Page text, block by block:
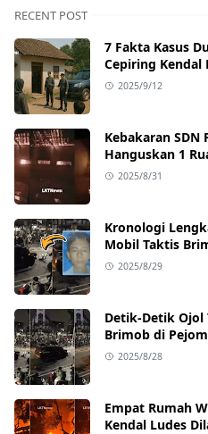
RECENT POST
7 Fakta Kasus
Cepiring Kendal
Kronologi,
2025/9/12
Kebakaran SDN
Hanguskan 1
2025/8/31
Kronologi
Mobil Taktis
Ternyata
2025/8/29
Detik-Detik Ojol
Brimob di
2025/8/28
Empat Rumah
Kendal Ludes